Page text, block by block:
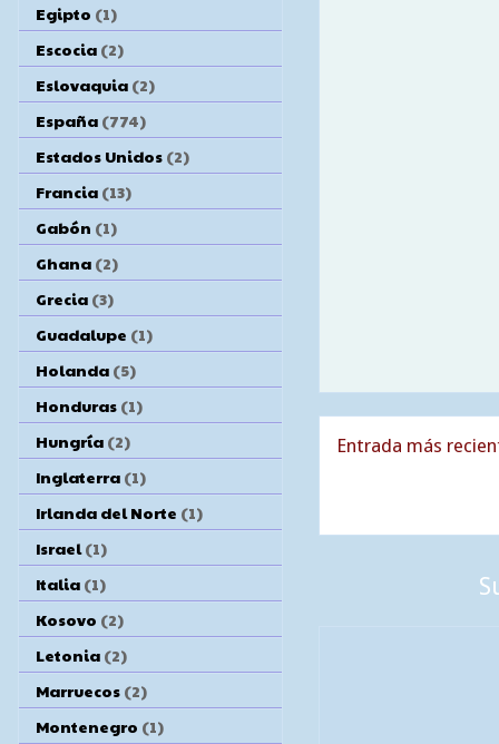
Entrada más
Egipto (1)
Escocia (2)
Eslovaquia (2)
España (774)
Estados Unidos (2)
Francia (13)
Gabón (1)
Ghana (2)
Grecia (3)
Guadalupe (1)
Holanda (5)
Honduras (1)
Hungría (2)
Inglaterra (1)
Irlanda del Norte (1)
Israel (1)
Italia (1)
Kosovo (2)
Letonia (2)
Marruecos (2)
Montenegro (1)